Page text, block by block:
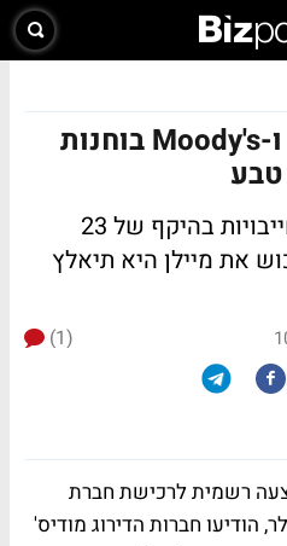
עסקת מיילן: Fitch ו-Moody's בוחנות
לטבע יש כבר היום התחייבויות בהיקף של 23
את מיילן היא תיאלץ
(1)
רשמית לרכישת חברת
דולר, הודיעו חברות הדירוג מודיס'